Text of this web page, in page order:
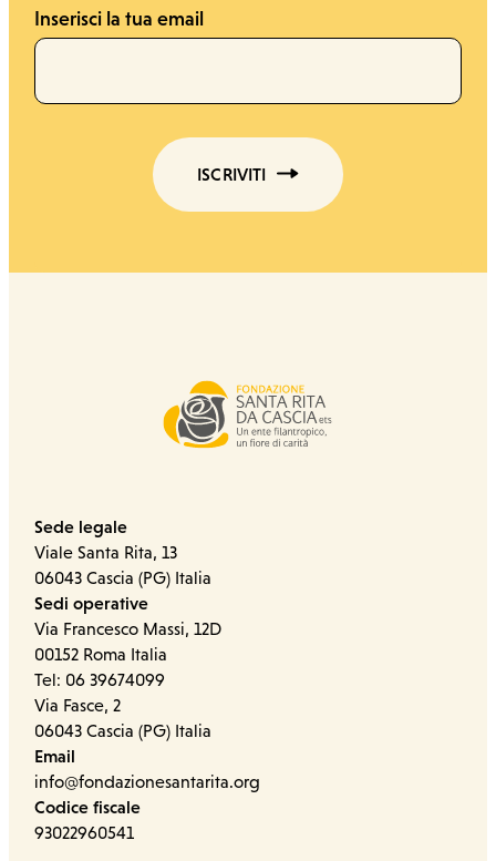
Inserisci la tua email
ISCRIVITI
Sede legale
Viale Santa Rita, 13
06043 Cascia (PG) Italia
Sedi operative
Via Francesco Massi, 12D
00152 Roma Italia
Tel: 06 39674099
Via Fasce, 2
06043 Cascia (PG) Italia
Email
info@fondazionesantarita.org
Codice fiscale
93022960541